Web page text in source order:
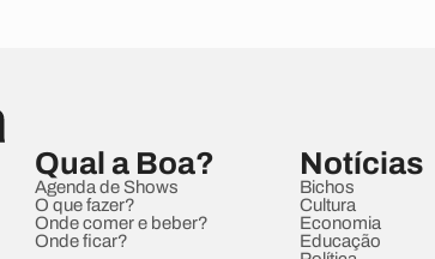
Qual a Boa?
Agenda de Shows
O que fazer?
Onde comer e beber?
Onde ficar?
Notícias
Bichos
Cultura
Economia
Educação